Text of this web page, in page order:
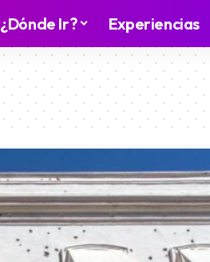
¿Dónde Ir? Experiencias